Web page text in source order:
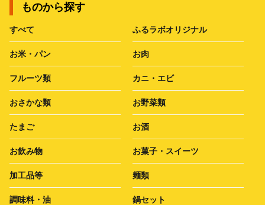
ものから探す
すべて ふるラボオリジナル
お米・パン お肉
フルーツ類 カニ・エビ
おさかな類 お野菜類
たまご お酒
お飲み物 お菓子・スイーツ
加工品等 麺類
調味料・油 鍋セット